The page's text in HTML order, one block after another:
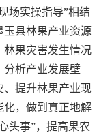
场实操指导”相结
县林果产业资源
林果灾害发生情况
分析产业发展壁
、提升林果产业现
化，做到真正地解
头事”，提高果农